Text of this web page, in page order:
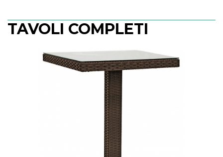
TAVOLI COMPLETI